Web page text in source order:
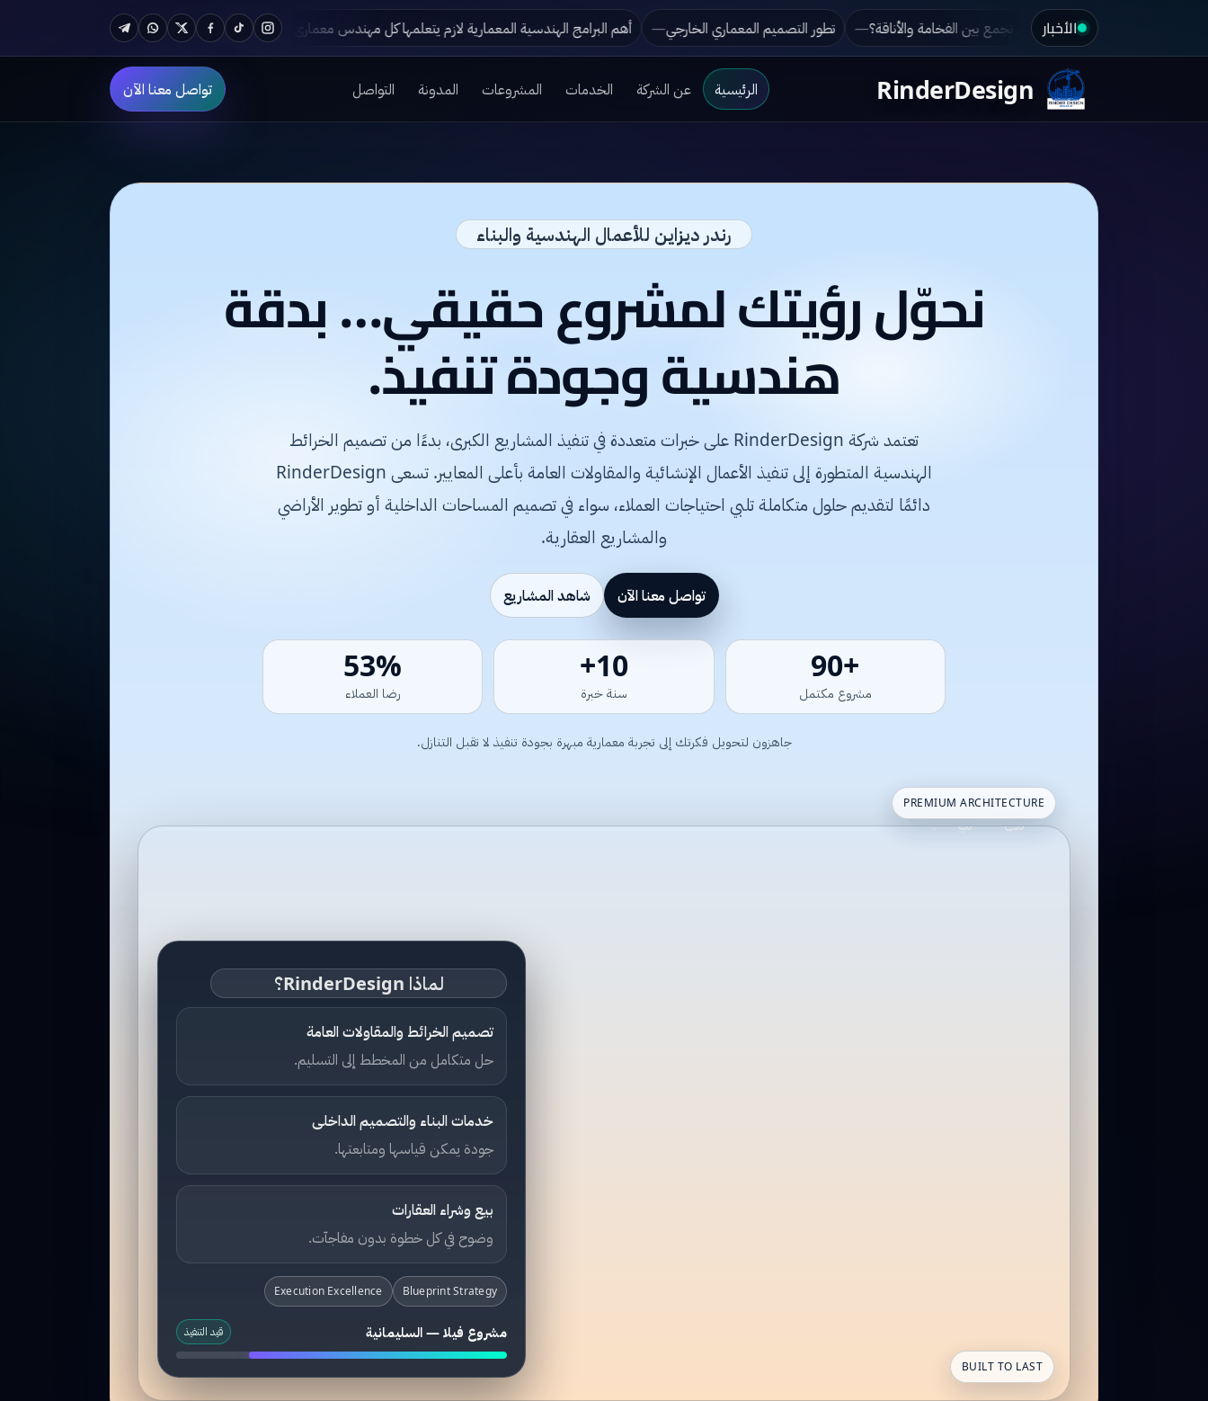
الأخبار أهم البرامج الهندسية المعمارية لازم يتعلمها كل مهندس معماري في 2024 تطور التصميم المعماري الخارجي كيف تصمم فيلا كلاسيكية في العراق تجمع بين الفخامة والأناقة؟ للأعمال الهندسية: تغيير وجه السليمانية Telegram
WhatsApp
TwitterFacebook
TikTokInstagram
RinderDesign الرئيسية عن الشركة الخدمات المشروعات المدونة التواصل تواصل معنا الآن
رندر ديزاين للأعمال الهندسية والبناء
نحوّل رؤيتك لمشروع حقيقي… بدقة
هندسية وجودة تنفيذ.
تعتمد شركة RinderDesign على خبرات متعددة في تنفيذ المشاريع الكبرى، بدءًا من تصميم الخرائط
الهندسية المتطورة إلى تنفيذ الأعمال الإنشائية والمقاولات العامة بأعلى المعايير. تسعى RinderDesign
دائمًا لتقديم حلول متكاملة تلبي احتياجات العملاء، سواء في تصميم المساحات الداخلية أو تطوير الأراضي
والمشاريع العقارية.
تواصل معنا الآن شاهد المشاريع
+120
مشروع مكتمل
15+
سنة خبرة
98%
رضا العملاء
جاهزون لتحويل فكرتك إلى تجربة معمارية مبهرة بجودة تنفيذ لا تقبل التنازل.
لماذا RinderDesign؟
تصميم الخرائط والمقاولات العامة
حل متكامل من المخطط إلى التسليم.
خدمات البناء والتصميم الداخلى
جودة يمكن قياسها ومتابعتها.
بيع وشراء العقارات
وضوح في كل خطوة بدون مفاجآت.
Blueprint Strategy
Execution Excellence
مشروع فيلا — السليمانية قيد التنفيذ
PREMIUM ARCHITECTURE
BUILT TO LAST